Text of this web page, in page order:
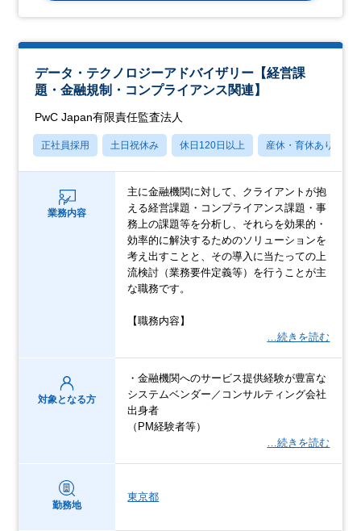
データ・テクノロジーアドバイザリー【経営課
題・金融規制・コンプライアンス関連】
PwC Japan有限責任監査法人
正社員採用 土日祝休み 休日120日以上 産休・育休あり
業務内容
主に金融機関に対して、クライアントが抱
える経営課題・コンプライアンス課題・事
務上の課題等を分析し、それらを効果的・
効率的に解決するためのソリューションを
考え出すことと、その導入に当たっての上
流検討（業務要件定義等）を行うことが主
な職務です。
【職務内容】
…続きを読む
対象となる方
・金融機関へのサービス提供経験が豊富な
システムベンダー／コンサルティング会社
出身者
（PM経験者等）
…続きを読む
勤務地
東京都